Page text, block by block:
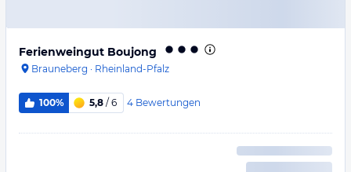
Ferienweingut Boujong
Brauneberg · Rheinland-Pfalz
100% 5,8 / 6 4 Bewertungen